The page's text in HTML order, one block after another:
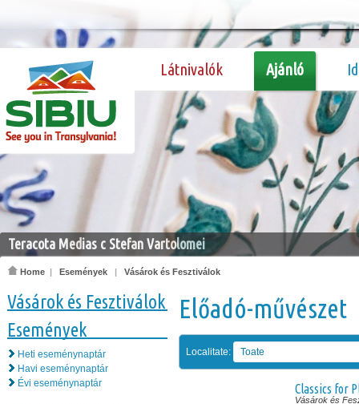
Látnivalók Ajánló
Teracota Medias c Stefan Vartolomei
Home | Események | Vásárok és Fesztiválok
Vásárok és Fesztiválok
Események
Heti eseménynaptár
Havi eseménynaptár
Évi eseménynaptár
Előadó-művészet
Localitate: Toate
Classics for
Vásárok és